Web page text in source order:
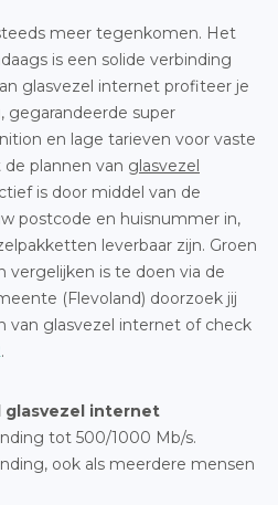
meer tegenkomen. Het
is een solide verbinding
glasvezel internet profiteer je
gegarandeerde super
en lage tarieven voor vaste
plannen van glasvezel
is door middel van de
postcode en huisnummer in,
leverbaar zijn. Groen
vergelijken is te doen via de
(Flevoland) doorzoek jij
van glasvezel internet of check
.
glasvezel internet
tot 500/1000 Mb/s.
ook als meerdere mensen